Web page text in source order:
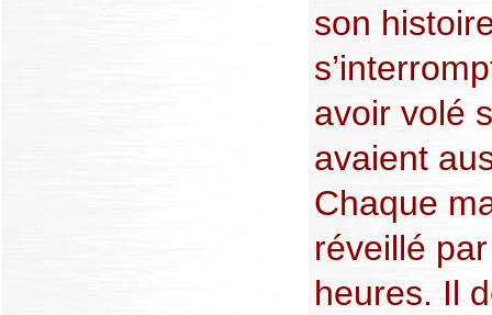
son
avoir volé
avaient
Chaque
réveillé
heures. Il